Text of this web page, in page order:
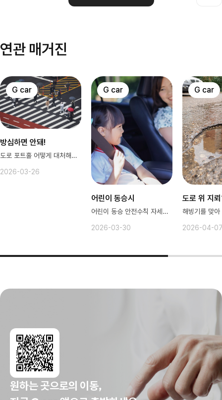
연관 매거진
G car
방심하면 안돼!
도로 포트홀 어떻게 대처해야할까?
2026-03-26
G car
어린이 동승시
어린이 동승 안전수칙 자세히 알려주G
2026-03-30
G car
도로 위 지
2026-04-
원하는 곳으로의 이동,